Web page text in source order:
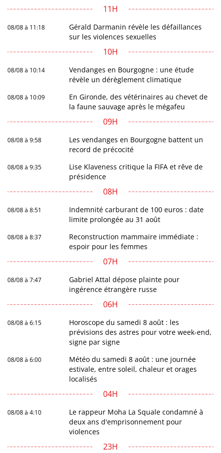
11H
08/08 à 11:18
Gérald Darmanin révèle les défaillances
sur les violences sexuelles
10H
08/08 à 10:14
Vendanges en Bourgogne : une étude
révèle un dérèglement climatique
08/08 à 10:09
En Gironde, des vétérinaires au chevet de
la faune sauvage après le mégafeu
09H
08/08 à 9:58
Les vendanges en Bourgogne battent un
record de précocité
08/08 à 9:35
Lise Klaveness critique la FIFA et rêve de
présidence
08H
08/08 à 8:51
Indemnité carburant de 100 euros : date
limite prolongée au 31 août
08/08 à 8:37
Reconstruction mammaire immédiate :
espoir pour les femmes
07H
08/08 à 7:47
Gabriel Attal dépose plainte pour
ingérence étrangère russe
06H
08/08 à 6:15
Horoscope du samedi 8 août : les
prévisions des astres pour votre week-end,
signe par signe
08/08 à 6:00
Météo du samedi 8 août : une journée
estivale, entre soleil, chaleur et orages
localisés
04H
08/08 à 4:10
Le rappeur Moha La Squale condamné à
deux ans d'emprisonnement pour
violences
23H